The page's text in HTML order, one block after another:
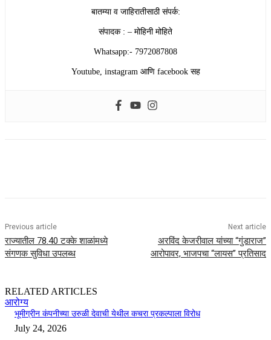
बातम्या व जाहिरातीसाठी संपर्क:
संपादक : – मोहिनी मोहिते
Whatsapp:- 7972087808
Youtube, instagram आणि facebook सह
Previous article
राज्यातील 78.40 टक्के शाळांमध्ये
संगणक सुविधा उपलब्ध
Next article
अरविंद केजरीवाल यांच्या “गुंडाराज”
आरोपावर, भाजपचा “लायस” प्रतिसाद
RELATED ARTICLES
आरोग्य
भूमीग्रीन कंपनीच्या उरुळी देवाची येथील कचरा प्रकल्पाला विरोध
July 24, 2026